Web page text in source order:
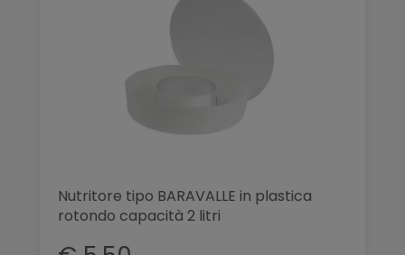
Nutritore tipo BARAVALLE in plastica
rotondo capacità 2 litri